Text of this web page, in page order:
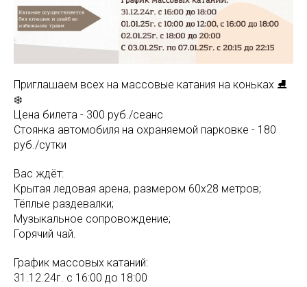
Приглашаем всех на массовые катания на коньках ⛸
❄️
Цена билета - 300 руб./сеанс
Стоянка автомобиля на охраняемой парковке - 180
руб./сутки
Вас ждёт:
Крытая ледовая арена, размером 60х28 метров;
Тёплые раздевалки;
Музыкальное сопровождение;
Горячий чай.
График массовых катаний:
31.12.24г. с 16:00 до 18:00